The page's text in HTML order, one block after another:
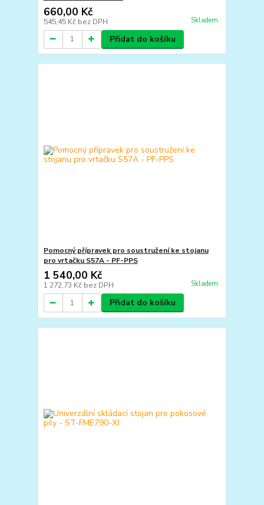
660,00 Kč
545,45 Kč bez DPH Skladem
Přidat do košíku
Pomocný přípravek pro soustružení ke stojanu
pro vrtačku S57A - PF-PPS
1 540,00 Kč
1 272,73 Kč bez DPH Skladem
Přidat do košíku